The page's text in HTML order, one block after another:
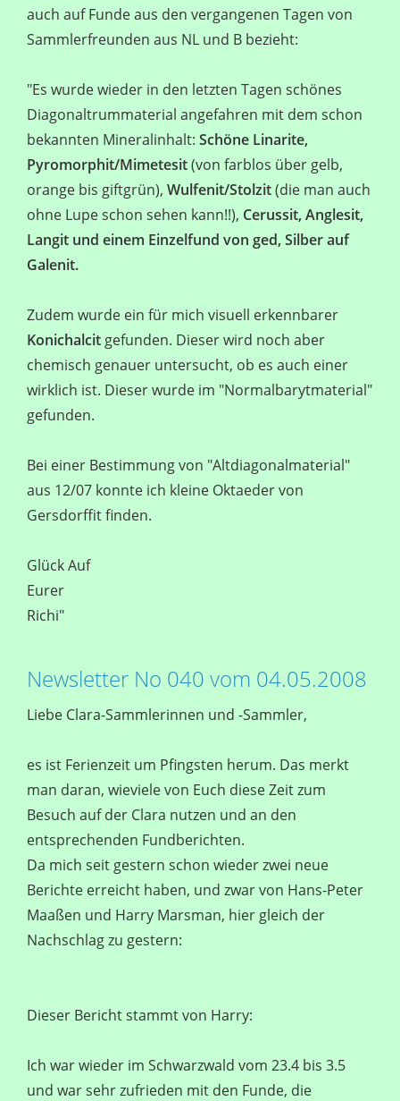
auch auf Funde aus den vergangenen Tagen von
Sammlerfreunden aus NL und B bezieht:
"Es wurde wieder in den letzten Tagen schönes
Diagonaltrummaterial angefahren mit dem schon
bekannten Mineralinhalt: Schöne Linarite,
Pyromorphit/Mimetesit(von farblos über gelb,
orange bis giftgrün), Wulfenit/Stolzit(die man auch
ohne Lupe schon sehen kann!!), Cerussit, Anglesit,
Langit und einem Einzelfund von ged, Silber auf
Galenit.
Zudem wurde ein für mich visuell erkennbarer
Konichalcit gefunden. Dieser wird noch aber
chemisch genauer untersucht, ob es auch einer
wirklich ist. Dieser wurde im "Normalbarytmaterial"
gefunden.
Bei einer Bestimmung von "Altdiagonalmaterial"
aus 12/07 konnte ich kleine Oktaeder von
Gersdorffit finden.
Glück Auf
Eurer
Richi"
Newsletter No 040 vom 04.05.2008
Liebe Clara-Sammlerinnen und -Sammler,
es ist Ferienzeit um Pfingsten herum. Das merkt
man daran, wieviele von Euch diese Zeit zum
Besuch auf der Clara nutzen und an den
entsprechenden Fundberichten.
Da mich seit gestern schon wieder zwei neue
Berichte erreicht haben, und zwar von Hans-Peter
Maaßen und Harry Marsman, hier gleich der
Nachschlag zu gestern:
Dieser Bericht stammt von Harry:
Ich war wieder im Schwarzwald vom 23.4 bis 3.5
und war sehr zufrieden mit den Funde, die